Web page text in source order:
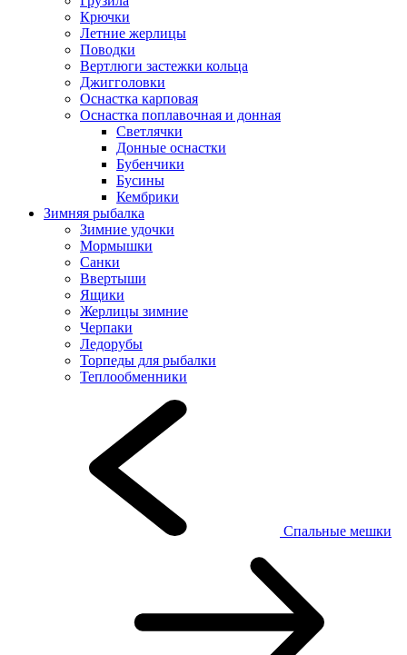
Крючки
Летние жерлицы
Поводки
Вертлюги застежки кольца
Джигголовки
Оснастка карповая
Оснастка поплавочная и донная
Светлячки
Донные оснастки
Бубенчики
Бусины
Кембрики
Зимняя рыбалка
Зимние удочки
Мормышки
Санки
Ввертыши
Ящики
Жерлицы зимние
Черпаки
Ледорубы
Торпеды для рыбалки
Теплообменники
Спальные мешки